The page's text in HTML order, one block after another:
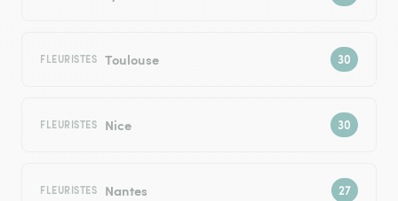
FLEURISTES Toulouse
FLEURISTES Nice
FLEURISTES Nantes